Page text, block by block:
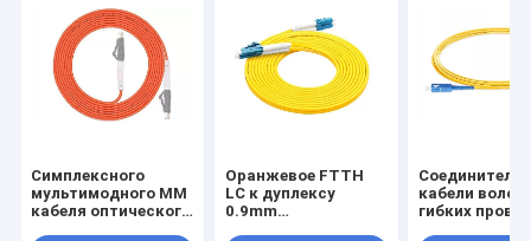
Симплексного
мультимодного MM
кабеля оптического
Оранжевое FTTH
LC к дуплексу
0.9mm
кабели
гибких